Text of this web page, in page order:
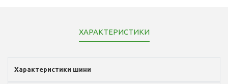
ХАРАКТЕРИСТИКИ
Характеристики шини